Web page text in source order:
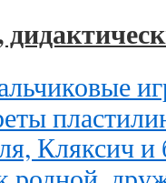
Кляксич и